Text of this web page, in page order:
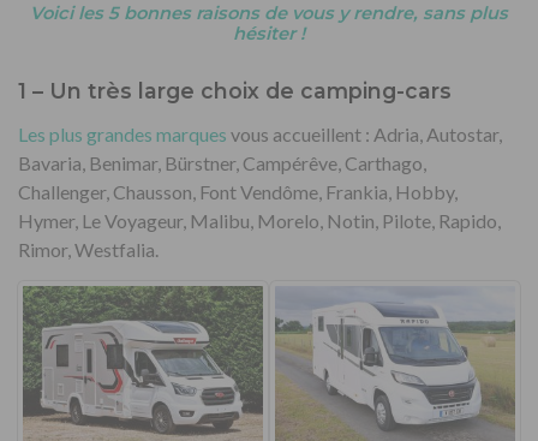
Voici les 5 bonnes raisons de vous y rendre, sans plus
hésiter !
1 – Un très large choix de camping-cars
Les plus grandes marques vous accueillent : Adria, Autostar,
Bavaria, Benimar, Bürstner, Campérêve, Carthago,
Challenger, Chausson, Font Vendôme, Frankia, Hobby,
Hymer, Le Voyageur, Malibu, Morelo, Notin, Pilote, Rapido,
Rimor, Westfalia.